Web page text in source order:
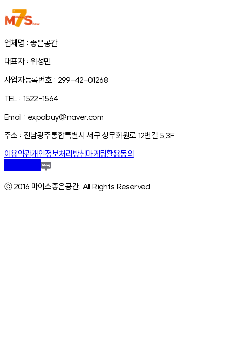
업체명 : 좋은공간
대표자 : 위성민
사업자등록번호 : 299-42-01268
TEL : 1522-1564
Email : expobuy@naver.com
주소 : 전남광주통합특별시 서구 상무화원로 12번길 5,3F
이용약관개인정보처리방침마케팅활용동의
ⓒ 2016 마이스좋은공간. All Rights Reserved